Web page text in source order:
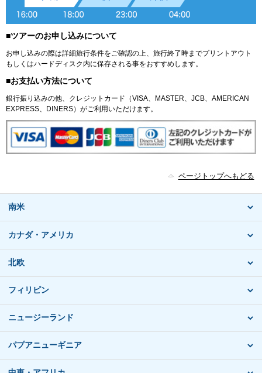
■ツアーのお申し込みについて
お申し込みの際は詳細旅行条件をご確認の上、旅行終了時までプリントアウト
もしくはハードディスク内に保存される事をおすすめします。
■お支払い方法について
銀行振り込みの他、クレジットカード（VISA、MASTER、JCB、AMERICAN
EXPRESS、DINERS）がご利用いただけます。
ページトップへもどる
南米
カナダ・アメリカ
北欧
フィリピン
ニュージーランド
パプアニューギニア